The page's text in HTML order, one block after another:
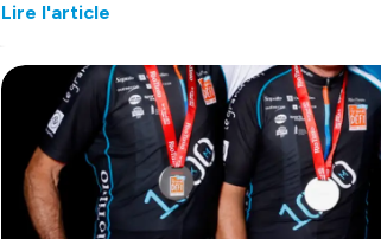
Lire l'article